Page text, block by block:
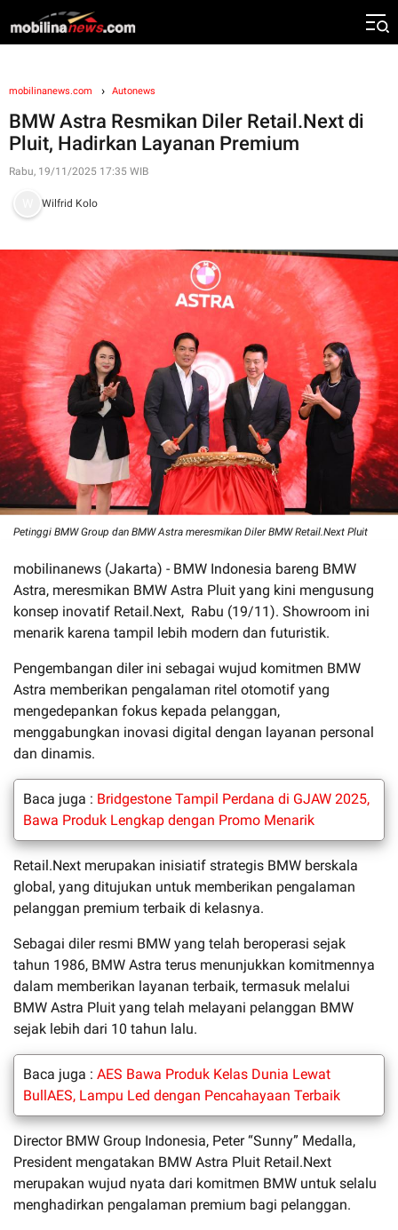
mobilinanews.com Autonews
BMW Astra Resmikan Diler Retail.Next di
Pluit, Hadirkan Layanan Premium
Rabu, 19/11/2025 17:35 WIB
Wilfrid Kolo
Petinggi BMW Group dan BMW Astra meresmikan Diler BMW Retail.Next Pluit
mobilinanews (Jakarta) - BMW Indonesia bareng BMW
Astra, meresmikan BMW Astra Pluit yang kini mengusung
konsep inovatif Retail.Next, Rabu (19/11). Showroom ini
menarik karena tampil lebih modern dan futuristik.
Pengembangan diler ini sebagai wujud komitmen BMW
Astra memberikan pengalaman ritel otomotif yang
mengedepankan fokus kepada pelanggan,
menggabungkan inovasi digital dengan layanan personal
dan dinamis.
Baca juga : Bridgestone Tampil Perdana di GJAW 2025,
Bawa Produk Lengkap dengan Promo Menarik
Retail.Next merupakan inisiatif strategis BMW berskala
global, yang ditujukan untuk memberikan pengalaman
pelanggan premium terbaik di kelasnya.
Sebagai diler resmi BMW yang telah beroperasi sejak
tahun 1986, BMW Astra terus menunjukkan komitmennya
dalam memberikan layanan terbaik, termasuk melalui
BMW Astra Pluit yang telah melayani pelanggan BMW
sejak lebih dari 10 tahun lalu.
Baca juga : AES Bawa Produk Kelas Dunia Lewat
BullAES, Lampu Led dengan Pencahayaan Terbaik
Director BMW Group Indonesia, Peter “Sunny” Medalla,
President mengatakan BMW Astra Pluit Retail.Next
merupakan wujud nyata dari komitmen BMW untuk selalu
menghadirkan pengalaman premium bagi pelanggan.